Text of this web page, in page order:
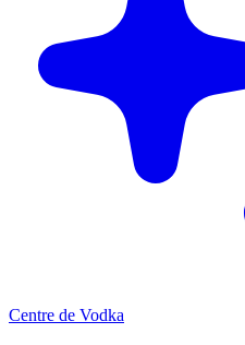
Centre de Vodka